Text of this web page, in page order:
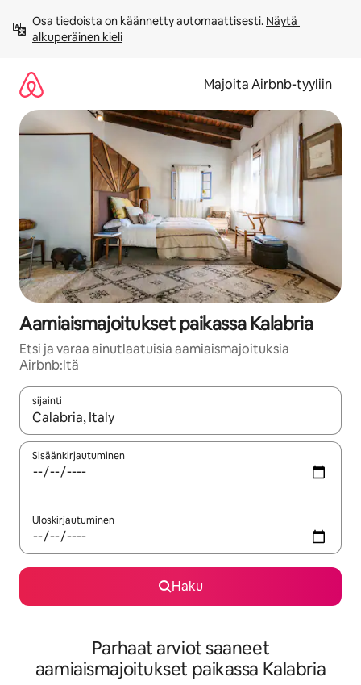
sisältö
väliin
Osa tiedoista on käännetty automaattisesti. Näytä
alkuperäinen kieli
Majoita Airbnb-tyyliin
Aamiaismajoitukset paikassa Kalabria
Etsi ja varaa ainutlaatuisia aamiaismajoituksia
Airbnb:ltä
sijainti
Kun tulokset ovat saatavilla, navigoi ylös- ja alas-
Sisäänkirjautuminen
Uloskirjautuminen
Haku
Parhaat arviot saaneet
aamiaismajoitukset paikassa Kalabria